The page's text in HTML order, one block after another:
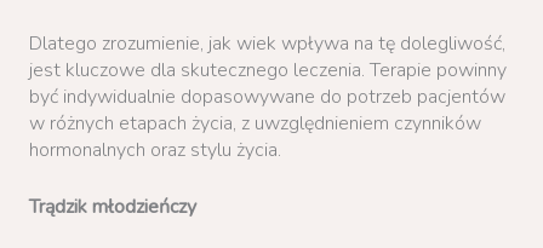
Dlatego zrozumienie, jak wiek wpływa na tę dolegliwość,
jest kluczowe dla skutecznego leczenia. Terapie powinny
być indywidualnie dopasowywane do potrzeb pacjentów
w różnych etapach życia, z uwzględnieniem czynników
hormonalnych oraz stylu życia.
Trądzik młodzieńczy